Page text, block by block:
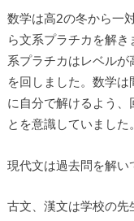
数学は高2の冬から一
ら文系プラチカを解
系プラチカはレベルが
を回しました。数学
に自分で解けるよう、
とを意識していました
現代文は過去問を解い
古文、漢文は学校の先